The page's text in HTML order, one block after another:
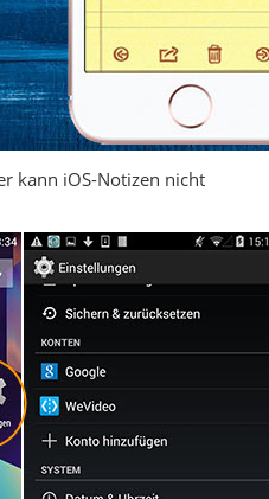
kann iOS-Notizen nicht